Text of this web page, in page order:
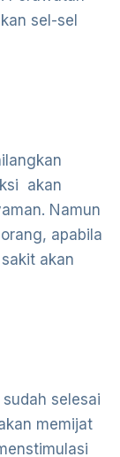
sel-sel
akan
Namun
apabila
akan
selesai
memijat